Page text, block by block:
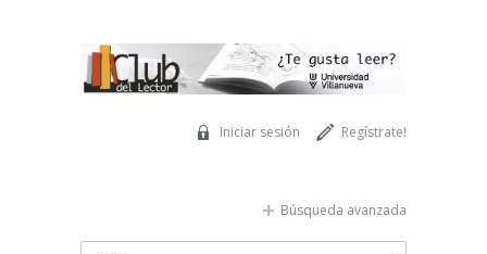
Regístrate!
Iniciar sesión
Búsqueda avanzada